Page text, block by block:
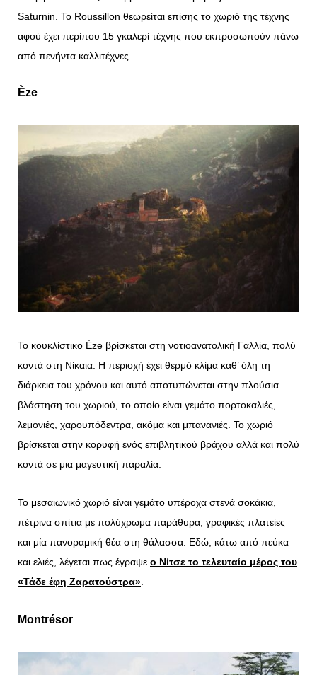
Saturnin. Το Roussillon θεωρείται επίσης το χωριό της τέχνης
αφού έχει περίπου 15 γκαλερί τέχνης που εκπροσωπούν πάνω
από πενήντα καλλιτέχνες.
Èze
Το κουκλίστικο Èze βρίσκεται στη νοτιοανατολική Γαλλία, πολύ
κοντά στη Νίκαια. Η περιοχή έχει θερμό κλίμα καθ’ όλη τη
διάρκεια του χρόνου και αυτό αποτυπώνεται στην πλούσια
βλάστηση του χωριού, το οποίο είναι γεμάτο πορτοκαλιές,
λεμονιές, χαρουπόδεντρα, ακόμα και μπανανιές. Το χωριό
βρίσκεται στην κορυφή ενός επιβλητικού βράχου αλλά και πολύ
κοντά σε μια μαγευτική παραλία.
Το μεσαιωνικό χωριό είναι γεμάτο υπέροχα στενά σοκάκια,
πέτρινα σπίτια με πολύχρωμα παράθυρα, γραφικές πλατείες
και μία πανοραμική θέα στη θάλασσα. Εδώ, κάτω από πεύκα
και ελιές, λέγεται πως έγραψε ο Νίτσε το τελευταίο μέρος του
«Τάδε έφη Ζαρατούστρα».
Montrésor